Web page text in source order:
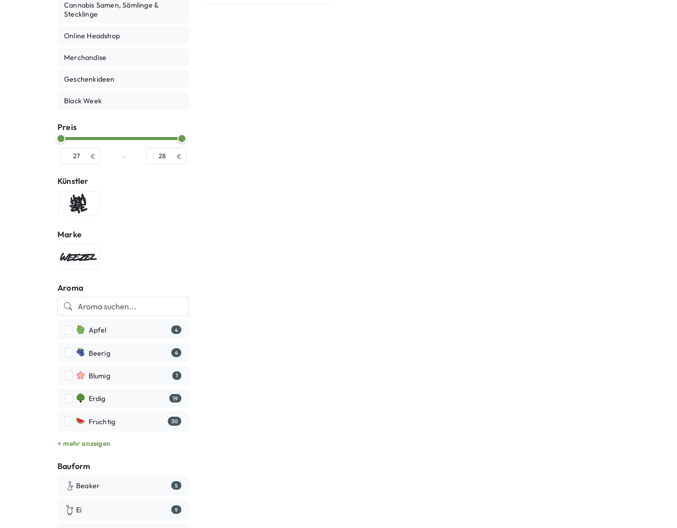
Cannabis Samen, Sämlinge &
Stecklinge
Online Headshop
Merchandise
Geschenkideen
Black Week
Preis
€ - €
Künstler
Hombre SUK
Marke
WEEZEL®
Aroma
Apfel 4
Beerig 4
Blumig 1
Erdig 19
Fruchtig 30
+ mehr anzeigen
Bauform
Beaker 5
Ei 9